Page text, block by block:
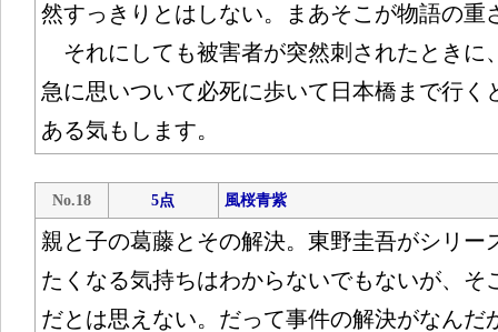
然すっきりとはしない。まあそこが物語の重
それにしても被害者が突然刺されたときに
急に思いついて必死に歩いて日本橋まで行く
ある気もします。
No.18 5点 風桜青紫
親と子の葛藤とその解決。東野圭吾がシリー
たくなる気持ちはわからないでもないが、そ
だとは思えない。だって事件の解決がなんだ